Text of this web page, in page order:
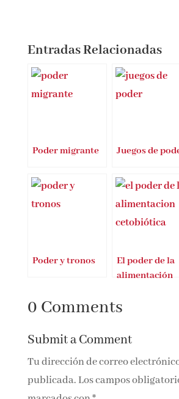
Entradas Relacionadas
Poder migrante Juegos de poder
Poder y tronos
El poder de la
cetobiótica
0 Comments
Submit a Comment